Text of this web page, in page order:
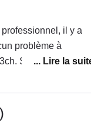
il y a
problème à
Silencieux,